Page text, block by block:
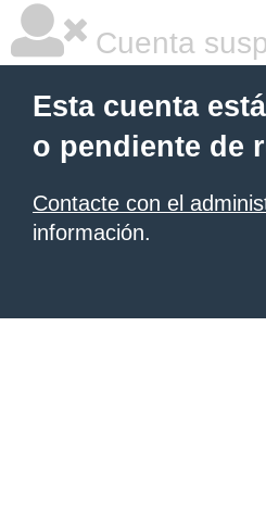
Cuenta
Esta cuenta
o pendiente de
Contacte con el
información.